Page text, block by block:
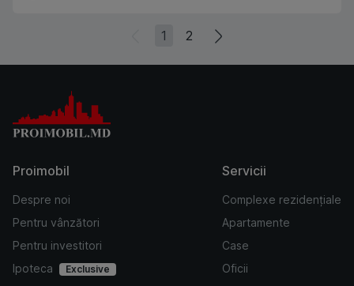
1 2
Proimobil
Despre noi
Pentru vânzători
Pentru investitori
Ipoteca
Exclusive
Servicii
Complexe rezidențiale
Apartamente
Case
Oficii